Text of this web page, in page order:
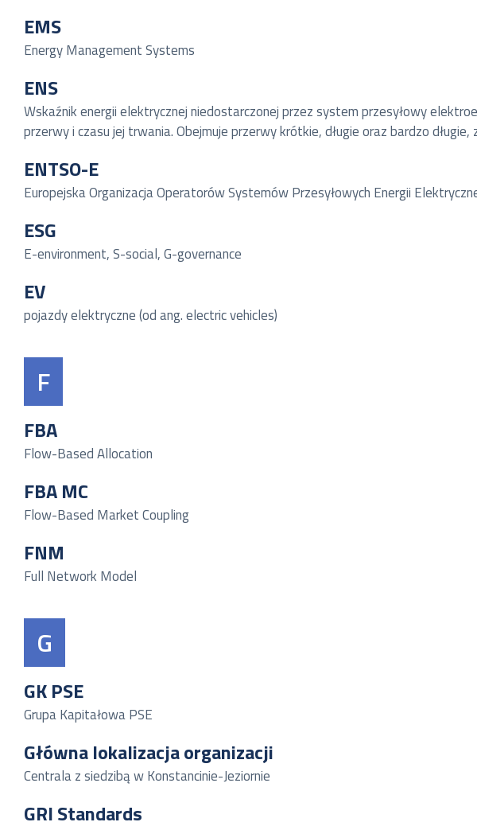
EMS
Energy Management Systems
ENS
Wskaźnik energii elektrycznej niedostarczonej przez system przesyłowy
przerwy i czasu jej trwania. Obejmuje przerwy krótkie, długie oraz bardzo
ENTSO-E
Europejska Organizacja Operatorów Systemów Przesyłowych Energii
ESG
E-environment, S-social, G-governance
EV
pojazdy elektryczne (od ang. electric vehicles)
F
FBA
Flow-Based Allocation
FBA MC
Flow-Based Market Coupling
FNM
Full Network Model
G
GK PSE
Grupa Kapitałowa PSE
Główna lokalizacja organizacji
Centrala z siedzibą w Konstancinie-Jeziornie
GRI Standards